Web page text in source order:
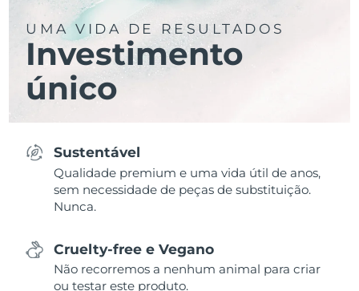
UMA VIDA DE RESULTADOS
Investimento
único
Sustentável
Qualidade premium e uma vida útil de anos,
sem necessidade de peças de substituição.
Nunca.
Cruelty-free e Vegano
Não recorremos a nenhum animal para criar
ou testar este produto.